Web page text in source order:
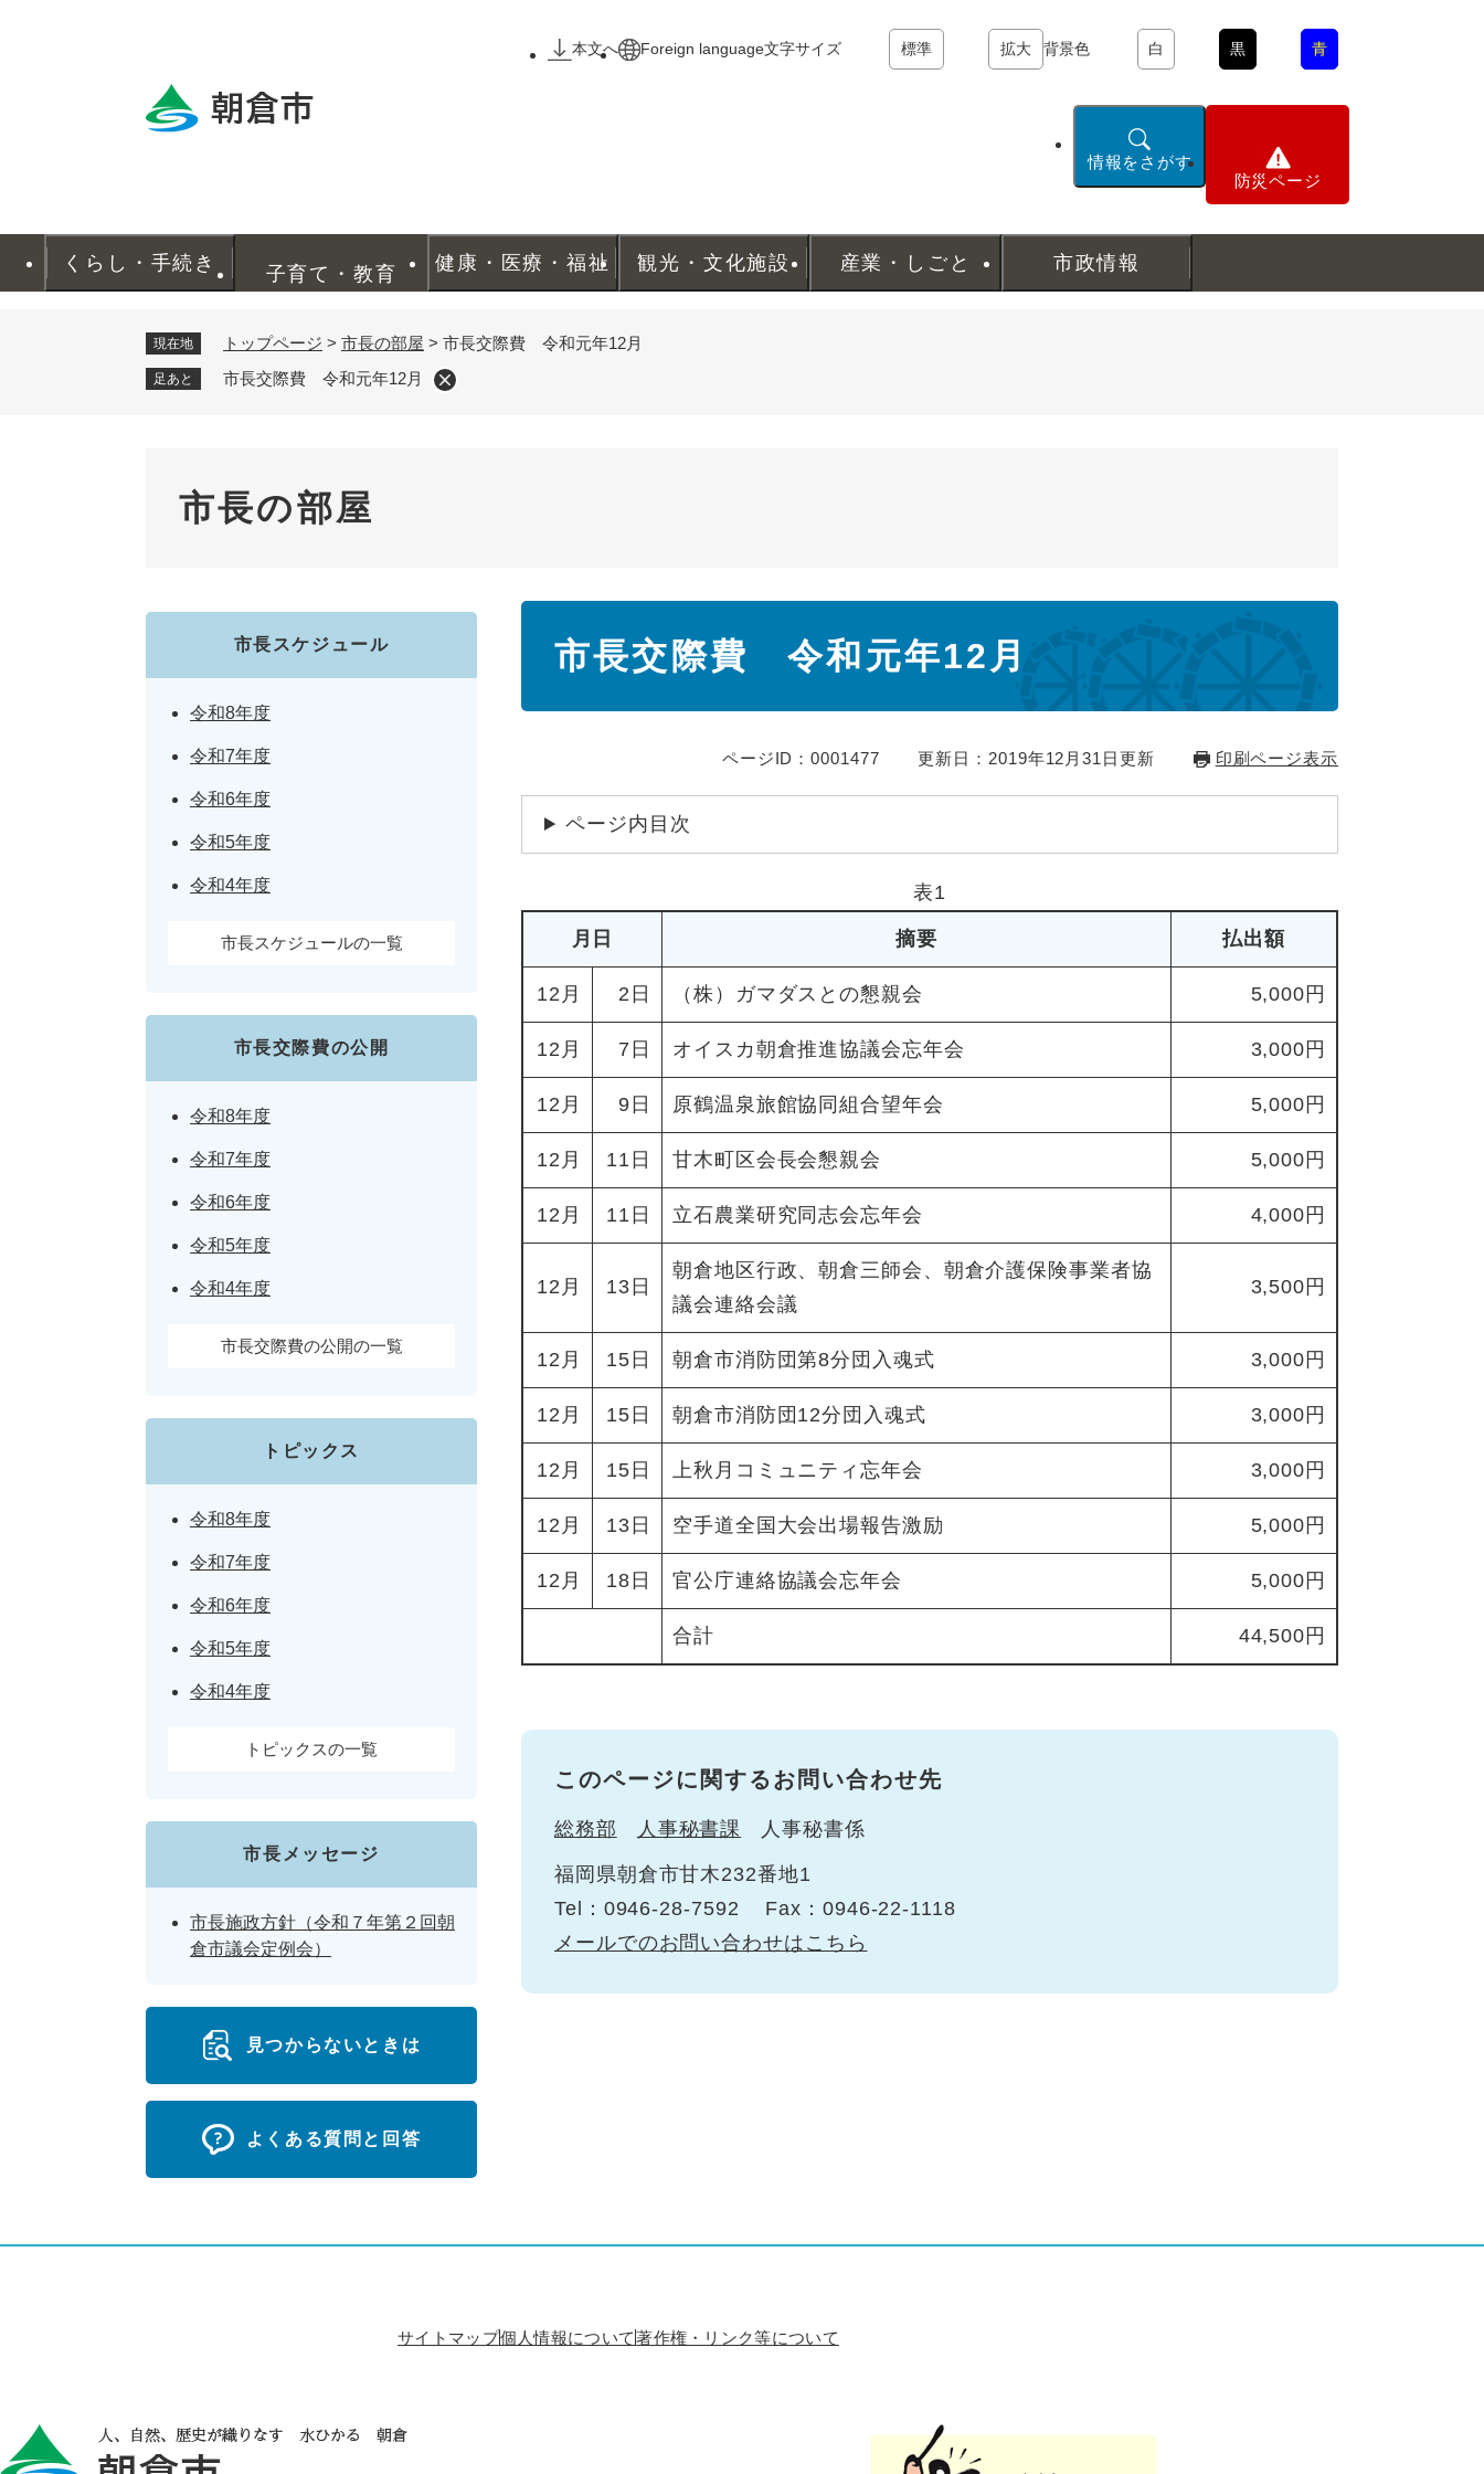
本文へ
Foreign language文字サイズ 標準 拡大 背景色 白 黒 青
情報をさがす
防災ページ
くらし・手続き 子育て・教育 健康・医療・福祉 観光・文化施設 産業・しごと 市政情報
現在地 トップページ > 市長の部屋 > 市長交際費 令和元年12月
足あと 市長交際費 令和元年12月
市長の部屋
市長交際費 令和元年12月
ページID：0001477 更新日：2019年12月31日更新 印刷ページ表示
ページ内目次
表1
月日 摘要 払出額
12月 2日 （株）ガマダスとの懇親会 5,000円
12月 7日 オイスカ朝倉推進協議会忘年会 3,000円
12月 9日 原鶴温泉旅館協同組合望年会 5,000円
12月 11日 甘木町区会長会懇親会 5,000円
12月 11日 立石農業研究同志会忘年会 4,000円
12月 13日
朝倉地区行政、朝倉三師会、朝倉介護保険事業者協
議会連絡会議
3,500円
12月 15日 朝倉市消防団第8分団入魂式 3,000円
12月 15日 朝倉市消防団12分団入魂式 3,000円
12月 15日 上秋月コミュニティ忘年会 3,000円
12月 13日 空手道全国大会出場報告激励 5,000円
12月 18日 官公庁連絡協議会忘年会 5,000円
合計 44,500円
このページに関するお問い合わせ先
総務部 人事秘書課 人事秘書係
福岡県朝倉市甘木232番地1
Tel：0946-28-7592
Fax：0946-22-1118
メールでのお問い合わせはこちら
市長スケジュール
令和8年度
令和7年度
令和6年度
令和5年度
令和4年度
市長スケジュールの一覧
市長交際費の公開
令和8年度
令和7年度
令和6年度
令和5年度
令和4年度
市長交際費の公開の一覧
トピックス
令和8年度
令和7年度
令和6年度
令和5年度
令和4年度
トピックスの一覧
市長メッセージ
市長施政方針（令和７年第２回朝
倉市議会定例会）
見つからないときは
よくある質問と回答
サイトマップ個人情報について著作権・リンク等について